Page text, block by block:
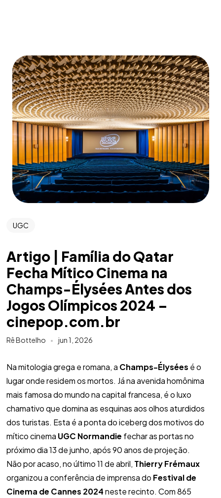
UGC
Artigo | Família do Qatar
Fecha Mítico Cinema na
Champs-Élysées Antes dos
Jogos Olímpicos 2024 –
cinepop.com.br
Rê Bottelho jun 1, 2026
Na mitologia grega e romana, a Champs-Élysées é o
lugar onde residem os mortos. Já na avenida homônima
mais famosa do mundo na capital francesa, é o luxo
chamativo que domina as esquinas aos olhos aturdidos
dos turistas. Esta é a ponta do iceberg dos motivos do
mítico cinema UGC Normandie fechar as portas no
próximo dia 13 de junho, após 90 anos de projeção.
Não por acaso, no último 11 de abril, Thierry Frémaux
organizou a conferência de imprensa do Festival de
Cinema de Cannes 2024neste recinto. Com 865